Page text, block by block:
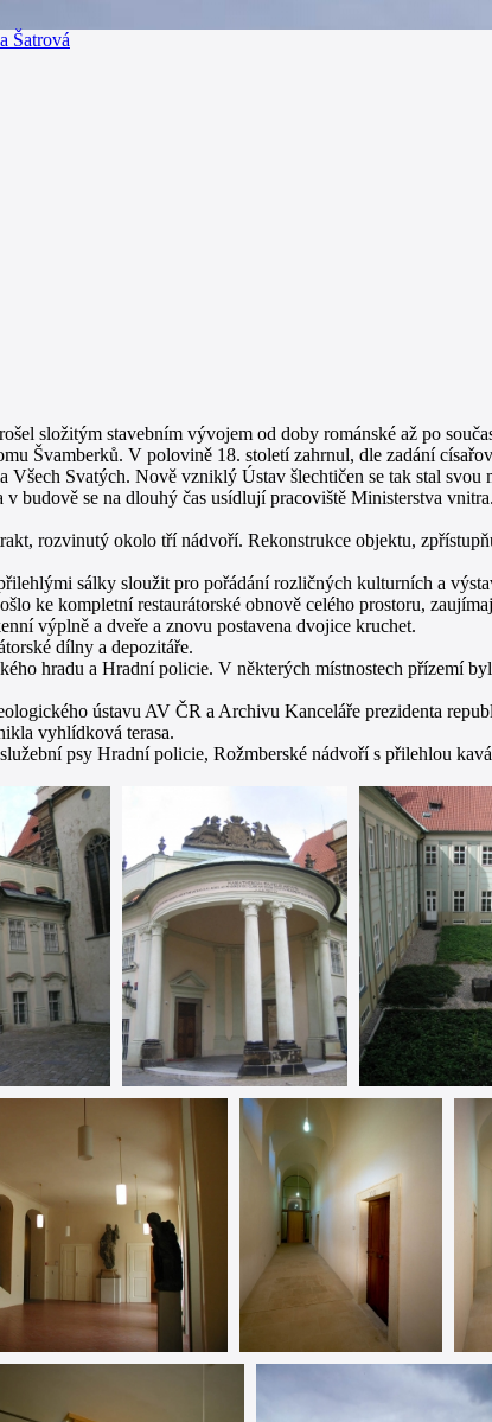
Šatrová
složitým stavebním vývojem od doby románské až po
Švamberků. V polovině 18. století zahrnul, dle zadání
Všech Svatých. Nově vzniklý Ústav šlechtičen se tak stal svou
budově se na dlouhý čas usídlují pracoviště Ministerstva vnitra.
rozvinutý okolo tří nádvoří. Rekonstrukce objektu,
sálky sloužit pro pořádání rozličných kulturních a
ke kompletní restaurátorské obnově celého prostoru,
výplně a dveře a znovu postavena dvojice kruchet.
dílny a depozitáře.
hradu a Hradní policie. V některých místnostech přízemí
ústavu AV ČR a Archivu Kanceláře prezidenta
vyhlídková terasa.
psy Hradní policie, Rožmberské nádvoří s přilehlou